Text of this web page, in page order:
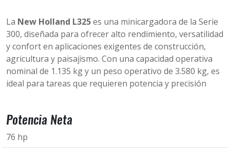
La New Holland L325es una minicargadora de la Serie
300, diseñada para ofrecer alto rendimiento, versatilidad
y confort en aplicaciones exigentes de construcción,
agricultura y paisajismo. Con una capacidad operativa
nominal de 1.135 kg y un peso operativo de 3.580 kg, es
ideal para tareas que requieren potencia y precisión
Potencia Neta
76 hp